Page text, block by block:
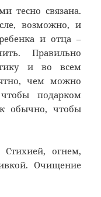
тесно связана.
возможно, и
и отца –
Правильно
и во всем
чем можно
подарком
обычно, чтобы
огнем,
Очищение